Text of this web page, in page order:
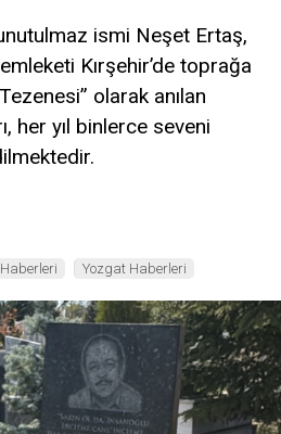
ismi Neşet Ertaş,
Kırşehir’de toprağa
olarak anılan
her yıl binlerce seveni
Yozgat Haberleri